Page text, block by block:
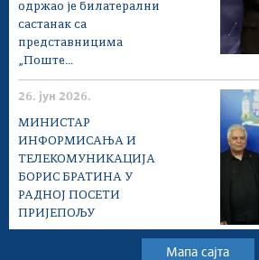
одржао је билатерални
састанак са
представницима
„Поште...
26. јун 2026.
МИНИСТАР
ИНФОРМИСАЊА И
ТЕЛЕКОМУНИКАЦИЈА
БОРИС БРАТИНА У
РАДНОЈ ПОСЕТИ
ПРИЈЕПОЉУ
Мапа сајта